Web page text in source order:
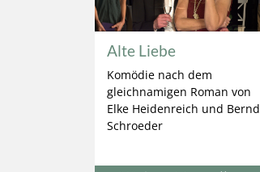
Alte Liebe
Komödie nach dem
gleichnamigen Roman von
Elke Heidenreich und Bernd
Schroeder